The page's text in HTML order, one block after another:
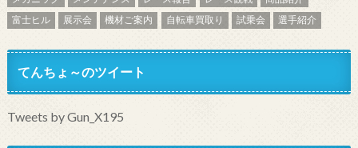
富士ヒル
展示会 機材ご案内 自転車買取り 試乗会 選手紹介
てんちょ～のツイート
Tweets by Gun_X195